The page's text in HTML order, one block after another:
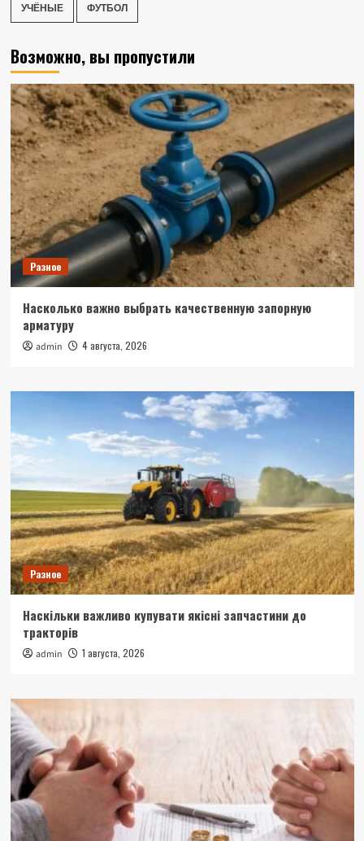
УЧЁНЫЕ ФУТБОЛ
Возможно, вы пропустили
Разное
Насколько важно выбрать качественную запорную
арматуру
admin 4 августа, 2026
Разное
Наскільки важливо купувати якісні запчастини до
тракторів
admin 1 августа, 2026